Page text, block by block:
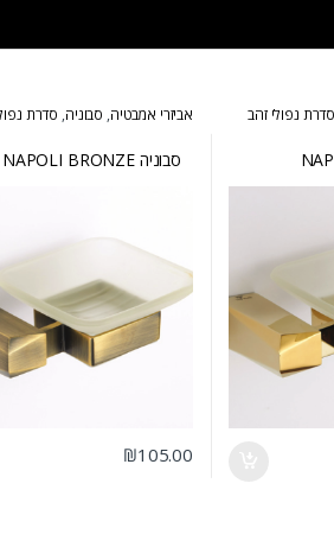
סדרת נפולי זהב אביזרי אמבטיה, סבוניה, סדרת
סבוניה NAPOLI BRONZE
₪105.00